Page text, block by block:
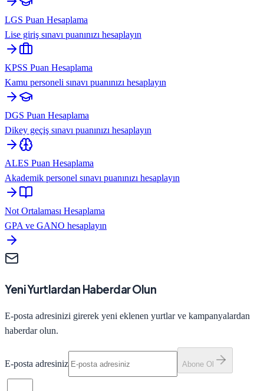
LGS Puan Hesaplama
Lise giriş sınavı puanınızı hesaplayın
KPSS Puan Hesaplama
Kamu personeli sınavı puanınızı hesaplayın
DGS Puan Hesaplama
Dikey geçiş sınavı puanınızı hesaplayın
ALES Puan Hesaplama
Akademik personel sınavı puanınızı hesaplayın
Not Ortalaması Hesaplama
GPA ve GANO hesaplayın
Yeni Yurtlardan Haberdar Olun
E-posta adresinizi girerek yeni eklenen yurtlar ve kampanyalardan
haberdar olun.
E-posta adresiniz Abone Ol